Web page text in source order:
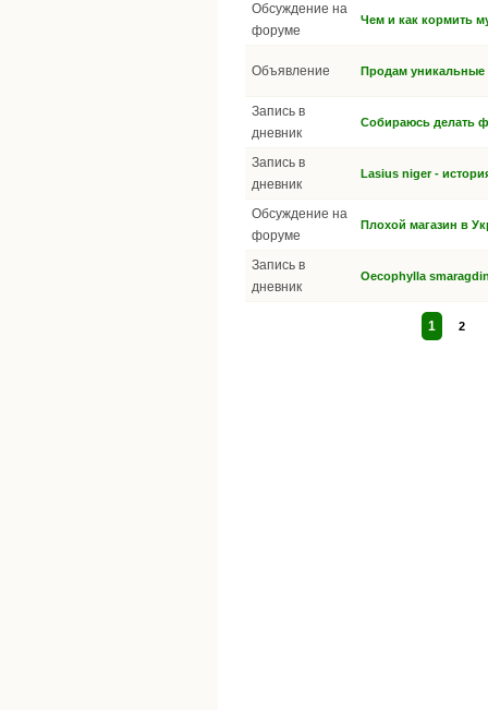
Обсуждение на
форуме
Чем и как кормить
Объявление Продам
Запись в
дневник
Собираюсь делать
Запись в
дневник
Lasius niger -
Обсуждение на
форуме
Плохой магазин в
Запись в
дневник
Oecophylla
1 2